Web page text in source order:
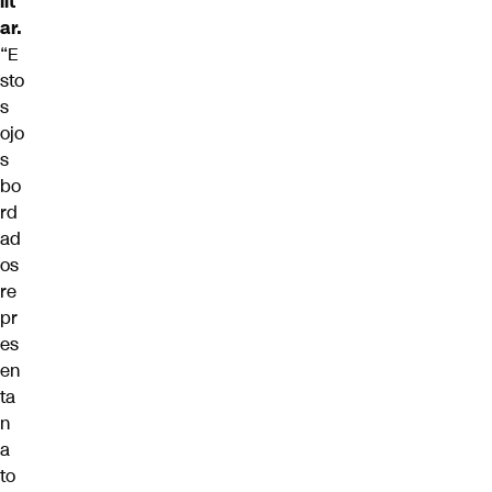
ar.
“E
sto
s
ojo
s
bo
rd
ad
os
re
pr
es
en
ta
n
a
to